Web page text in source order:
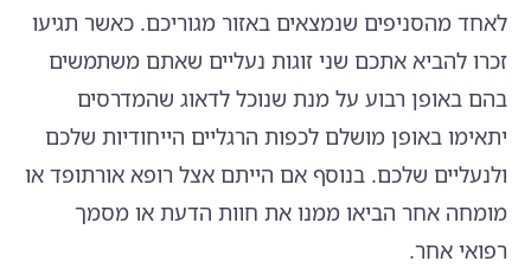
לאחד מהסניפים שנמצאים באזור מגוריכם. כאשר תגיעו
זכרו להביא אתכם שני זוגות נעליים שאתם משתמשים
בהם באופן רבוע על מנת שנוכל לדאוג שהמדרסים
יתאימו באופן מושלם לכפות הרגליים הייחודיות שלכם
ולנעליים שלכם. בנוסף אם הייתם אצל רופא אורתופד או
מומחה אחר הביאו ממנו את חוות הדעת או מסמך
רפואי אחר.